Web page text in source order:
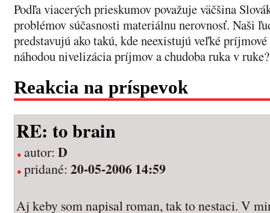
Podľa viacerých prieskumov považuje väčšina
problémov súčasnosti materiálnu nerovnosť. Naši
predstavujú ako takú, kde neexistujú veľké
náhodou nivelizácia príjmov a chudoba ruka v ruke?
Reakcia na príspevok
RE: to brain
autor: D
pridané: 20-05-2006 14:59
Aj keby som napisal roman, tak to nestaci. V